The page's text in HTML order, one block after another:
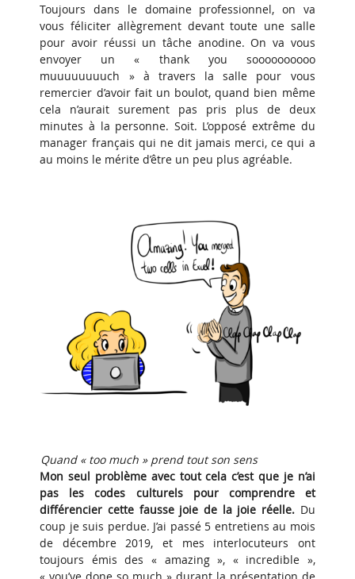
Toujours dans le domaine professionnel, on va
vous féliciter allègrement devant toute une salle
pour avoir réussi un tâche anodine. On va vous
envoyer un « thank you soooooooooo
muuuuuuuuch » à travers la salle pour vous
remercier d’avoir fait un boulot, quand bien même
cela n’aurait surement pas pris plus de deux
minutes à la personne. Soit. L’opposé extrême du
manager français qui ne dit jamais merci, ce qui a
au moins le mérite d’être un peu plus agréable.
Quand « too much » prend tout son sens
Mon seul problème avec tout cela c’est que je n’ai
pas les codes culturels pour comprendre et
différencier cette fausse joie de la joie réelle.Du
coup je suis perdue. J’ai passé 5 entretiens au mois
de décembre 2019, et mes interlocuteurs ont
toujours émis des « amazing », « incredible »,